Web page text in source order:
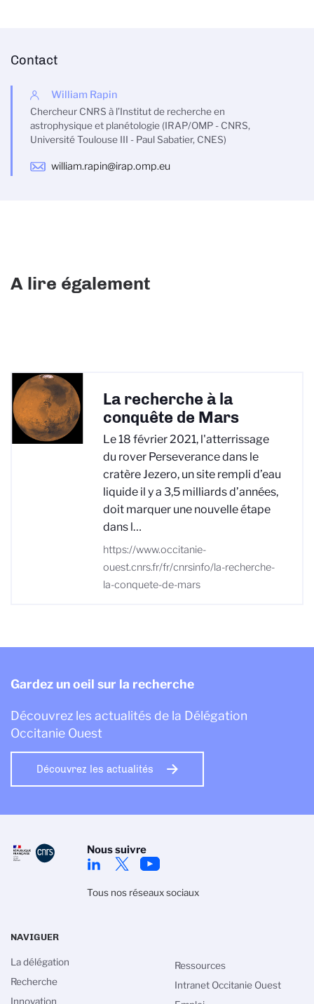
Contact
William Rapin
Chercheur CNRS à l’Institut de recherche en
astrophysique et planétologie (IRAP/OMP - CNRS,
Université Toulouse III - Paul Sabatier, CNES)
william.rapin@irap.omp.eu
A lire également
La recherche à la
conquête de Mars
Le 18 février 2021, l'atterrissage
du rover Perseverance dans le
cratère Jezero, un site rempli d’eau
liquide il y a 3,5 milliards d’années,
doit marquer une nouvelle étape
dans l…
https://www.occitanie-
ouest.cnrs.fr/fr/cnrsinfo/la-recherche-
la-conquete-de-mars
Gardez un oeil sur la recherche
Découvrez les actualités de la Délégation
Occitanie Ouest
Découvrez les actualités
Nous suivre
Tous nos réseaux sociaux
NAVIGUER
La délégation
Recherche
Innovation
Ressources
Intranet Occitanie Ouest